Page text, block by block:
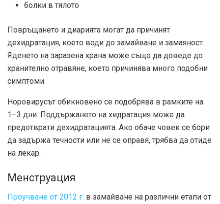
болки в тялото
Повръщането и диарията могат да причинят
дехидратация, което води до замайване и замаяност.
Яденето на заразена храна може също да доведе до
хранително отравяне, което причинява много подобни
симптоми.
Норовирусът обикновено се подобрява в рамките на
1–3 дни. Поддържането на хидратация може да
предотврати дехидратацията. Ако обаче човек се бори
да задържа течности или не се оправя, трябва да отиде
на лекар.
Менструация
Проучване от 2012 г. в замайване на различни етапи от